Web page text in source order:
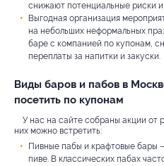
снижают потенциальные риски
Выгодная организация
на небольших неформальных
баре с компанией по купонам,
переплаты за напитки и закуски.
Виды баров и пабов в
посетить по купонам
У нас на сайте собраны акции от
них можно встретить:
Пивные пабы и крафтовые бары
пиве. В классических пабах